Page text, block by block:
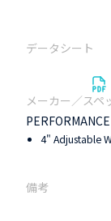
4" Adjustable